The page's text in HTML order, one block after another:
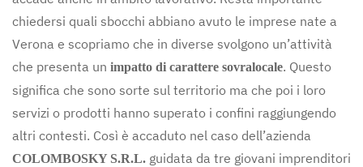
chiedersi quali sbocchi abbiano avuto le imprese nate a
Verona e scopriamo che in diverse svolgono un’attività
che presenta un impatto di carattere sovralocale. Questo
significa che sono sorte sul territorio ma che poi i loro
servizi o prodotti hanno superato i confini raggiungendo
altri contesti. Così è accaduto nel caso dell’azienda
COLOMBOSKY S.R.L. guidata da tre giovani imprenditori